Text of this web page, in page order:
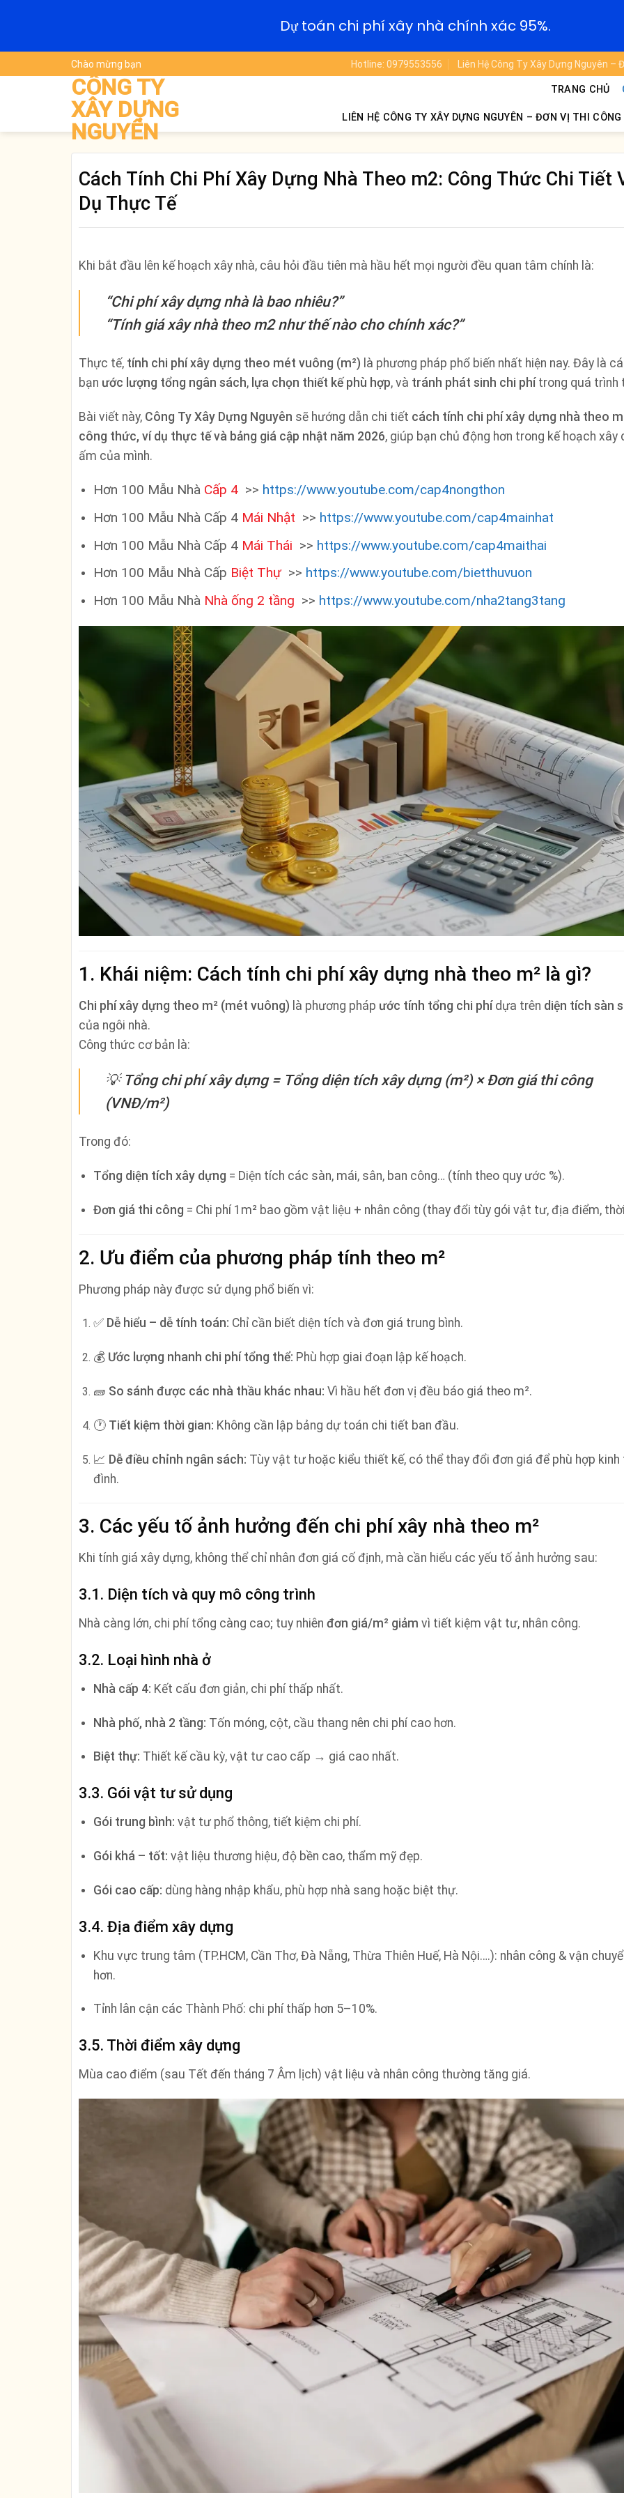
to
Chào mừng bạn Hotline: 0979553556 Liên Hệ Công Ty Xây Dựng Nguyên –
CÔNG TY
XÂY DỰNG
NGUYÊN
TRANG CHỦ
LIÊN HỆ CÔNG TY XÂY DỰNG NGUYÊN – ĐƠN VỊ THI
Cách Tính Chi Phí Xây Dựng Nhà Theo m2: Công Thức Chi Tiết
Dụ Thực Tế
Khi bắt đầu lên kế hoạch xây nhà, câu hỏi đầu tiên mà hầu hết mọi người đều quan tâm chính là:
“Chi phí xây dựng nhà là bao nhiêu?”
“Tính giá xây nhà theo m2 như thế nào cho chính xác?”
Thực tế, tính chi phí xây dựng theo mét vuông (m²) là phương pháp phổ biến nhất hiện nay. Đây là
bạn ước lượng tổng ngân sách, lựa chọn thiết kế phù hợp, và tránh phát sinh chi phítrong quá trình
Bài viết này, Công Ty Xây Dựng Nguyên sẽ hướng dẫn chi tiết cách tính chi phí xây dựng nhà theo
công thức, ví dụ thực tế và bảng giá cập nhật năm 2026, giúp bạn chủ động hơn trong kế hoạch xây
ấm của mình.
Hơn 100 Mẫu Nhà Cấp 4 >> https://www.youtube.com/cap4nongthon
Hơn 100 Mẫu Nhà Cấp 4 Mái Nhật >> https://www.youtube.com/cap4mainhat
Hơn 100 Mẫu Nhà Cấp 4 Mái Thái >> https://www.youtube.com/cap4maithai
Hơn 100 Mẫu Nhà Cấp Biệt Thự>> https://www.youtube.com/bietthuvuon
Hơn 100 Mẫu Nhà Nhà ống 2 tầng >> https://www.youtube.com/nha2tang3tang
1. Khái niệm: Cách tính chi phí xây dựng nhà theo m² là gì?
Chi phí xây dựng theo m² (mét vuông) là phương pháp ước tính tổng chi phídựa trên diện tích sàn
của ngôi nhà.
Công thức cơ bản là:
💡 Tổng chi phí xây dựng = Tổng diện tích xây dựng (m²) × Đơn giá thi công
(VNĐ/m²)
Trong đó:
Tổng diện tích xây dựng = Diện tích các sàn, mái, sân, ban công… (tính theo quy ước %).
Đơn giá thi công = Chi phí 1m² bao gồm vật liệu + nhân công (thay đổi tùy gói vật tư, địa điểm,
2. Ưu điểm của phương pháp tính theo m²
Phương pháp này được sử dụng phổ biến vì:
✅ Dễ hiểu – dễ tính toán: Chỉ cần biết diện tích và đơn giá trung bình.
💰 Ước lượng nhanh chi phí tổng thể: Phù hợp giai đoạn lập kế hoạch.
🧱 So sánh được các nhà thầu khác nhau: Vì hầu hết đơn vị đều báo giá theo m².
🕐 Tiết kiệm thời gian: Không cần lập bảng dự toán chi tiết ban đầu.
📈 Dễ điều chỉnh ngân sách: Tùy vật tư hoặc kiểu thiết kế, có thể thay đổi đơn giá để phù hợp kinh
đình.
3. Các yếu tố ảnh hưởng đến chi phí xây nhà theo m²
Khi tính giá xây dựng, không thể chỉ nhân đơn giá cố định, mà cần hiểu các yếu tố ảnh hưởng sau:
3.1. Diện tích và quy mô công trình
Nhà càng lớn, chi phí tổng càng cao; tuy nhiên đơn giá/m² giảm vì tiết kiệm vật tư, nhân công.
3.2. Loại hình nhà ở
Nhà cấp 4: Kết cấu đơn giản, chi phí thấp nhất.
Nhà phố, nhà 2 tầng: Tốn móng, cột, cầu thang nên chi phí cao hơn.
Biệt thự: Thiết kế cầu kỳ, vật tư cao cấp → giá cao nhất.
3.3. Gói vật tư sử dụng
Gói trung bình: vật tư phổ thông, tiết kiệm chi phí.
Gói khá – tốt: vật liệu thương hiệu, độ bền cao, thẩm mỹ đẹp.
Gói cao cấp: dùng hàng nhập khẩu, phù hợp nhà sang hoặc biệt thự.
3.4. Địa điểm xây dựng
Khu vực trung tâm (TP.HCM, Cần Thơ, Đà Nẵng, Thừa Thiên Huế, Hà Nội….): nhân công & vận
hơn.
Tỉnh lân cận các Thành Phố: chi phí thấp hơn 5–10%.
3.5. Thời điểm xây dựng
Mùa cao điểm (sau Tết đến tháng 7 Âm lịch) vật liệu và nhân công thường tăng giá.
Dự toán chi phí xây nhà chính xác 95%.